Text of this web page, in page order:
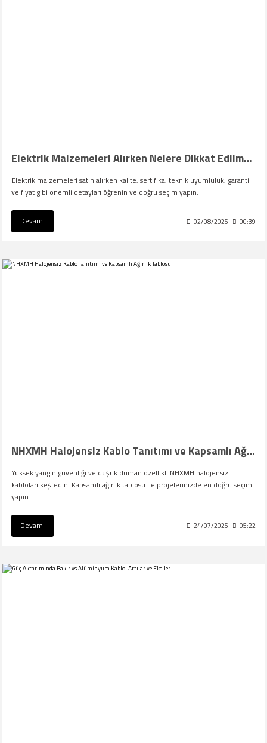
Elektrik Malzemeleri Alırken Nelere Dikkat Edilmeli? - Detaylı Rehber
Elektrik malzemeleri satın alırken kalite, sertifika, teknik uyumluluk, garanti
ve fiyat gibi önemli detayları öğrenin ve doğru seçim yapın.
Devamı 02/08/2025 00:39
NHXMH Halojensiz Kablo Tanıtımı ve Kapsamlı Ağırlık Tablosu
Yüksek yangın güvenliği ve düşük duman özellikli NHXMH halojensiz
kabloları keşfedin. Kapsamlı ağırlık tablosu ile projelerinizde en doğru seçimi
yapın.
Devamı 24/07/2025 05:22